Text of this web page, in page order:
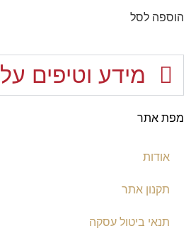
הוספה לסל
מידע וטיפים על 62511-44
מפת אתר
אודות
תקנון אתר
תנאי ביטול עסקה